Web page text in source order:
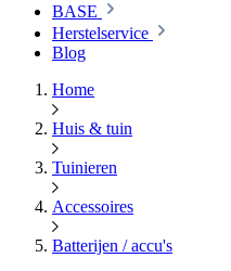
BASE
Herstelservice
Blog
Home
Huis & tuin
Tuinieren
Accessoires
Batterijen / accu's